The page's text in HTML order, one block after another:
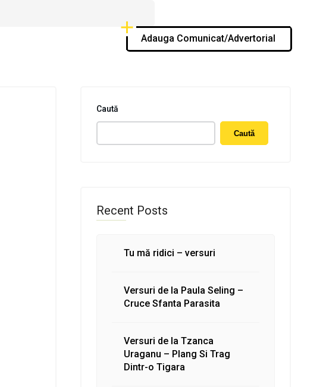
Adauga Comunicat/Advertorial
Caută
Caută
Recent Posts
Tu mă ridici – versuri
Versuri de la Paula Seling –
Cruce Sfanta Parasita
Versuri de la Tzanca
Uraganu – Plang Si Trag
Dintr-o Tigara